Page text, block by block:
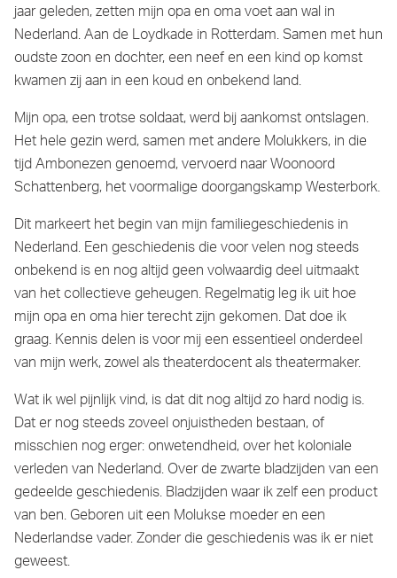
jaar geleden, zetten mijn opa en oma voet aan wal in
Nederland. Aan de Loydkade in Rotterdam. Samen met hun
oudste zoon en dochter, een neef en een kind op komst
kwamen zij aan in een koud en onbekend land.
Mijn opa, een trotse soldaat, werd bij aankomst ontslagen.
Het hele gezin werd, samen met andere Molukkers, in die
tijd Ambonezen genoemd, vervoerd naar Woonoord
Schattenberg, het voormalige doorgangskamp Westerbork.
Dit markeert het begin van mijn familiegeschiedenis in
Nederland. Een geschiedenis die voor velen nog steeds
onbekend is en nog altijd geen volwaardig deel uitmaakt
van het collectieve geheugen. Regelmatig leg ik uit hoe
mijn opa en oma hier terecht zijn gekomen. Dat doe ik
graag. Kennis delen is voor mij een essentieel onderdeel
van mijn werk, zowel als theaterdocent als theatermaker.
Wat ik wel pijnlijk vind, is dat dit nog altijd zo hard nodig is.
Dat er nog steeds zoveel onjuistheden bestaan, of
misschien nog erger: onwetendheid, over het koloniale
verleden van Nederland. Over de zwarte bladzijden van een
gedeelde geschiedenis. Bladzijden waar ik zelf een product
van ben. Geboren uit een Molukse moeder en een
Nederlandse vader. Zonder die geschiedenis was ik er niet
geweest.